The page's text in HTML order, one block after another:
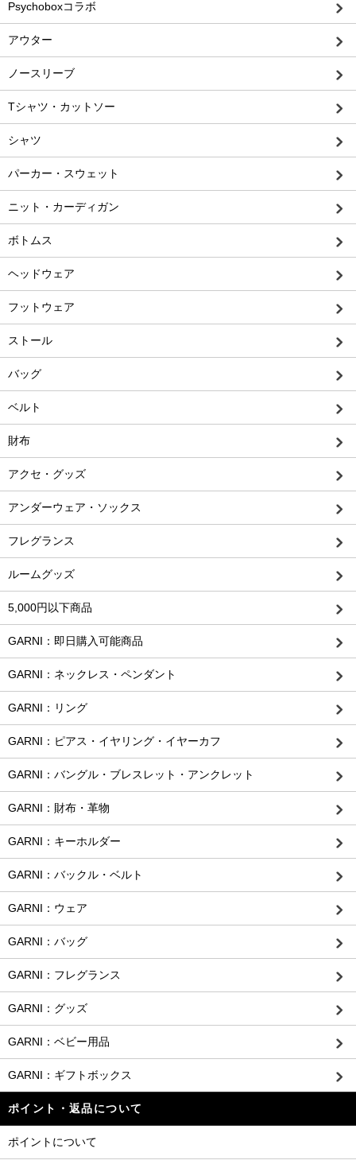
Psychoboxコラボ
アウター
ノースリーブ
Tシャツ・カットソー
シャツ
パーカー・スウェット
ニット・カーディガン
ボトムス
ヘッドウェア
フットウェア
ストール
バッグ
ベルト
財布
アクセ・グッズ
アンダーウェア・ソックス
フレグランス
ルームグッズ
5,000円以下商品
GARNI：即日購入可能商品
GARNI：ネックレス・ペンダント
GARNI：リング
GARNI：ピアス・イヤリング・イヤーカフ
GARNI：バングル・ブレスレット・アンクレット
GARNI：財布・革物
GARNI：キーホルダー
GARNI：バックル・ベルト
GARNI：ウェア
GARNI：バッグ
GARNI：フレグランス
GARNI：グッズ
GARNI：ベビー用品
GARNI：ギフトボックス
ポイント・返品について
ポイントについて